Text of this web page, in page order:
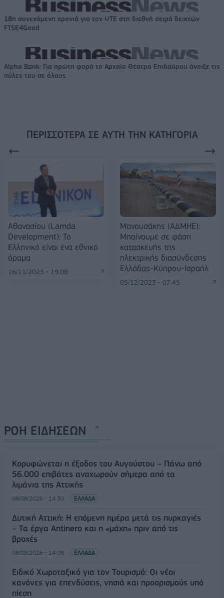
18η συνεχόμενη χρονιά για τον ΟΤΕ στη διεθνή σειρά δεικτών
FTSE4Good
Alpha Bank: Για πρώτη φορά το Αρχαίο Θέατρο Επιδαύρου άνοιξε τις
πύλες του σε όλους
ΠΕΡΙΣΣΌΤΕΡΑ ΣΕ ΑΥΤΉ ΤΗΝ ΚΑΤΗΓΟΡΊΑ
Αθανασίου (Lamda
Development): Το
Ελληνικό είναι ένα εθνικό
όραμα
16/11/2023 - 19:08
Μανουσάκης (ΑΔΜΗΕ):
Μπαίνουμε σε φάση
κατασκευής της
ηλεκτρικής διασύνδεσης
Ελλάδας-Κύπρου-Ισραήλ
05/12/2023 - 07:45
ΡΟΗ ΕΙΔΗΣΕΩΝ
Κορυφώνεται η έξοδος του Αυγούστου – Πάνω από
56.000 επιβάτες αναχωρούν σήμερα από τα
λιμάνια της Αττικής
08/08/2026 - 14:30 ΕΛΛΑΔΑ
Δυτική Αττική: Η επόμενη ημέρα μετά τις πυρκαγιές
– Τα έργα Antinero και η «μάχη» πριν από τις
βροχές
08/08/2026 - 14:08 ΕΛΛΑΔΑ
Ειδικό Χωροταξικό για τον Τουρισμό: Οι νέοι
κανόνες για επενδύσεις, νησιά και προορισμούς υπό
πίεση